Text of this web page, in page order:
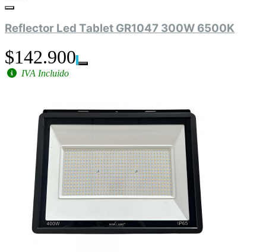
Reflector Led Tablet GR1047 300W 6500K
$142.900
IVA Incluido